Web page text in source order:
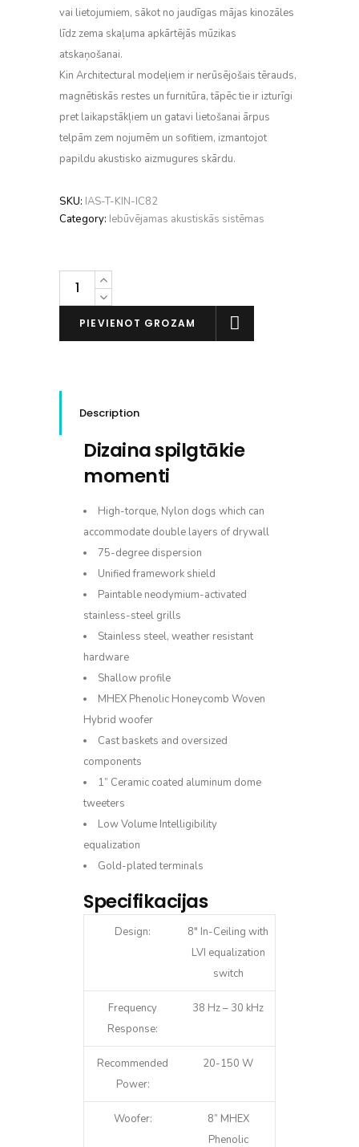
vai lietojumiem, sākot no jaudīgas mājas kinozāles
līdz zema skaļuma apkārtējās mūzikas
atskaņošanai.
Kin Architectural modeļiem ir nerūsējošais tērauds,
magnētiskās restes un furnitūra, tāpēc tie ir izturīgi
pret laikapstākļiem un gatavi lietošanai ārpus
telpām zem nojumēm un sofitiem, izmantojot
papildu akustisko aizmugures skārdu.
SKU: IAS-T-KIN-IC82
Category: Iebūvējamas akustiskās sistēmas
Totem
IC82
(gb.)
PIEVIENOT GROZAM
Description
Dizaina spilgtākie
momenti
High-torque, Nylon dogs which can
accommodate double layers of drywall
75-degree dispersion
Unified framework shield
Paintable neodymium-activated
stainless-steel grills
Stainless steel, weather resistant
hardware
Shallow profile
MHEX Phenolic Honeycomb Woven
Hybrid woofer
Cast baskets and oversized
components
1” Ceramic coated aluminum dome
tweeters
Low Volume Intelligibility
equalization
Gold-plated terminals
Specifikacijas
Design:
8″ In-Ceiling with
LVI equalization
switch
Frequency
Response:
38 Hz – 30 kHz
Recommended
Power:
20-150 W
Woofer:
8” MHEX
Phenolic